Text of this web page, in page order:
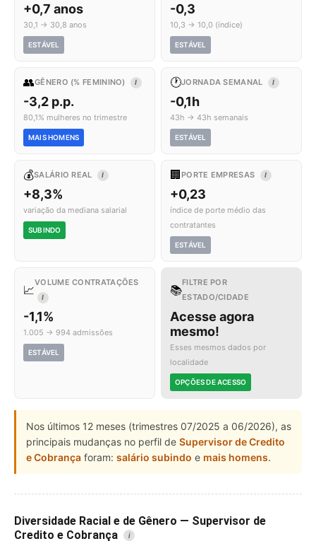
+0,7 anos
30,1 → 30,8 anos
ESTÁVEL
-0,3
10,3 → 10,0 (índice)
ESTÁVEL
👥GÊNERO (% FEMININO) I
-3,2 p.p.
80,1% mulheres no trimestre
MAIS HOMENS
🕐JORNADA SEMANAL I
-0,1h
43h → 43h semanais
ESTÁVEL
💰SALÁRIO REAL I
+8,3%
variação da mediana salarial
SUBINDO
🏢 PORTE EMPRESAS I
+0,23
índice de porte médio das
contratantes
ESTÁVEL
📈
VOLUME CONTRATAÇÕES
I
-1,1%
1.005 → 994 admissões
ESTÁVEL
📚
FILTRE POR
ESTADO/CIDADE
Acesse agora
mesmo!
Esses mesmos dados por
localidade
OPÇÕES DE ACESSO
Nos últimos 12 meses (trimestres 07/2025 a 06/2026), as
principais mudanças no perfil de Supervisor de Credito
e Cobrança foram: salário subindo e mais homens.
Diversidade Racial e de Gênero — Supervisor de
Credito e Cobrança
i